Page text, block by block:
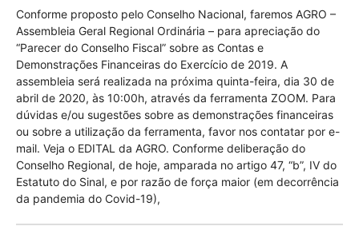
Conforme proposto pelo Conselho Nacional, faremos AGRO –
Assembleia Geral Regional Ordinária – para apreciação do
“Parecer do Conselho Fiscal” sobre as Contas e
Demonstrações Financeiras do Exercício de 2019. A
assembleia será realizada na próxima quinta-feira, dia 30 de
abril de 2020, às 10:00h, através da ferramenta ZOOM. Para
dúvidas e/ou sugestões sobre as demonstrações financeiras
ou sobre a utilização da ferramenta, favor nos contatar por e-
mail. Veja o EDITAL da AGRO. Conforme deliberação do
Conselho Regional, de hoje, amparada no artigo 47, “b”, IV do
Estatuto do Sinal, e por razão de força maior (em decorrência
da pandemia do Covid-19),